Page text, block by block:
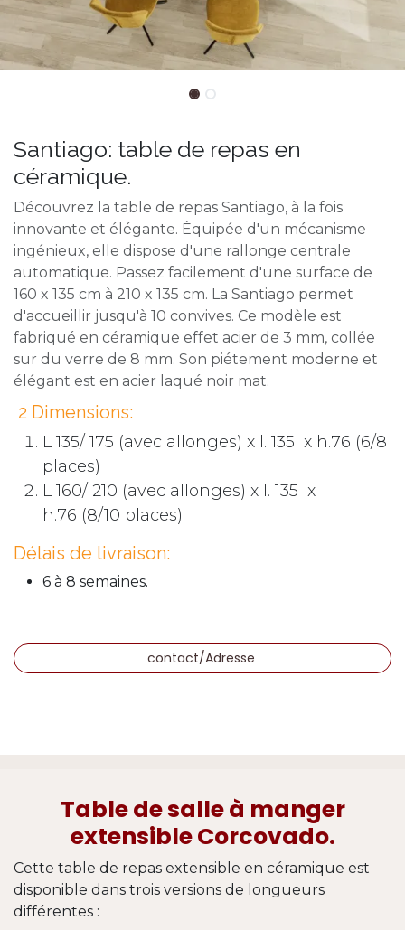
Santiago: table de repas en
céramique.
Découvrez la table de repas Santiago, à la fois
innovante et élégante. Équipée d'un mécanisme
ingénieux, elle dispose d'une rallonge centrale
automatique. Passez facilement d'une surface de
160 x 135 cm à 210 x 135 cm. La Santiago permet
d'accueillir jusqu'à 10 convives. Ce modèle est
fabriqué en céramique effet acier de 3 mm, collée
sur du verre de 8 mm. Son piétement moderne et
élégant est en acier laqué noir mat.
2 Dimensions:
L 135/ 175 (avec allonges) x l. 135 x h.76 (6/8
places)
L 160/ 210 (avec allonges) x l. 135 x
h.76 (8/10 places)
Délais de livraison:
6 à 8 semaines.
contact/Adresse
Table de salle à manger
extensible Corcovado.
Cette table de repas extensible en céramique est
disponible dans trois versions de longueurs
différentes :